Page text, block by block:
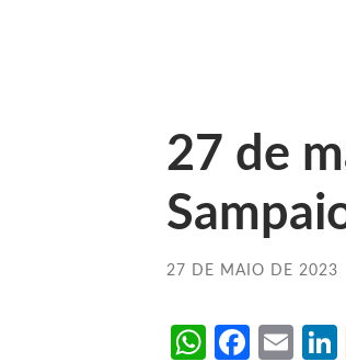
27 de
27 DE MAIO DE 2023